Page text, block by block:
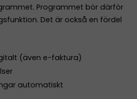
Programmet bör därför
Det är också en fördel
(även e-faktura)
automatiskt